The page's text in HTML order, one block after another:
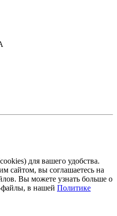
для вашего удобства.
сайтом, вы соглашаетесь на
Вы можете узнать больше о
файлы, в нашей Политике